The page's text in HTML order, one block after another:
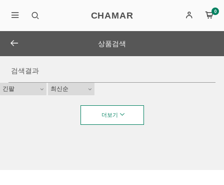
CHAMAR 0
상품검색
검색결과
더보기